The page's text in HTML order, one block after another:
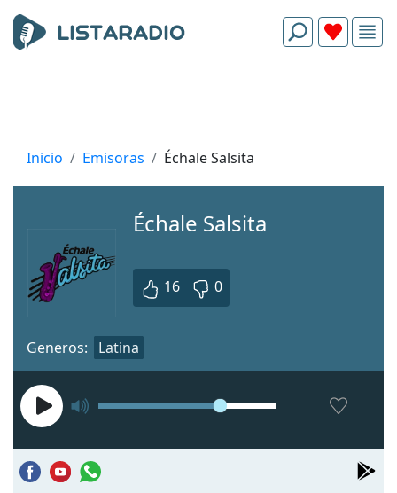
Inicio Emisoras Échale Salsita
Échale Salsita
16 0
Generos: Latina